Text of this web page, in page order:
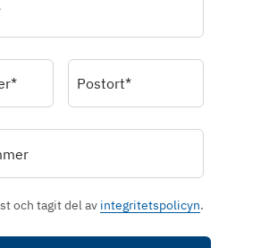
Postort*
och tagit del av integritetspolicyn.